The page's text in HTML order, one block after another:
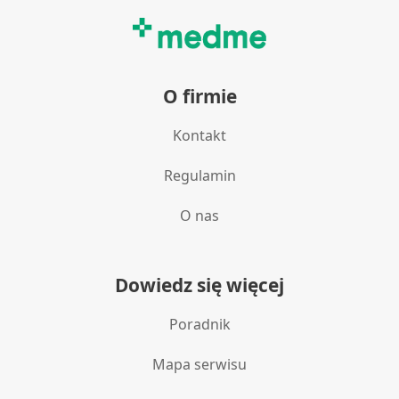
O firmie
Kontakt
Regulamin
O nas
Dowiedz się więcej
Poradnik
Mapa serwisu